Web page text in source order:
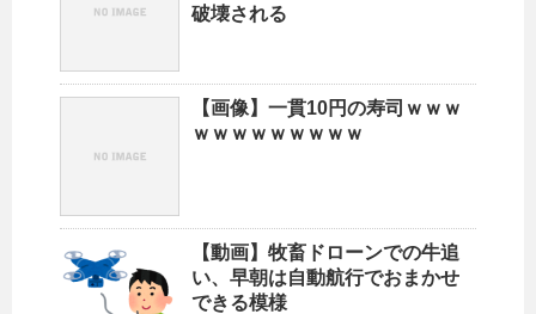
破壊される
【画像】一貫10円の寿司ｗｗｗ
ｗｗｗｗｗｗｗｗｗ
【動画】牧畜ドローンでの牛追
い、早朝は自動航行でおまかせ
できる模様